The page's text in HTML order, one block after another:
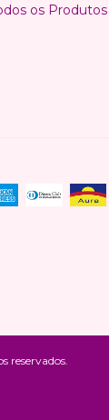
os Produtos
reservados.